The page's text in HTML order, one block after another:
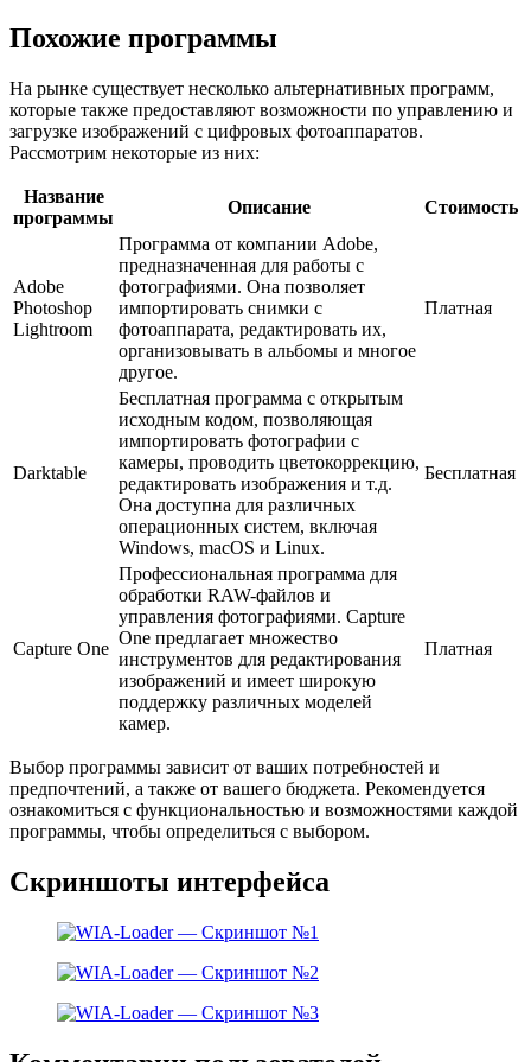
Похожие программы
На рынке существует несколько альтернативных программ,
которые также предоставляют возможности по управлению и
загрузке изображений с цифровых фотоаппаратов.
Рассмотрим некоторые из них:
Название
программы
Описание Стоимость
Adobe
Photoshop
Lightroom
Программа от компании Adobe,
предназначенная для работы с
фотографиями. Она позволяет
импортировать снимки с
фотоаппарата, редактировать их,
организовывать в альбомы и многое
другое.
Платная
Darktable
Бесплатная программа с открытым
исходным кодом, позволяющая
импортировать фотографии с
камеры, проводить цветокоррекцию,
редактировать изображения и т.д.
Она доступна для различных
операционных систем, включая
Windows, macOS и Linux.
Бесплатная
Capture One
Профессиональная программа для
обработки RAW-файлов и
управления фотографиями. Capture
One предлагает множество
инструментов для редактирования
изображений и имеет широкую
поддержку различных моделей
камер.
Платная
Выбор программы зависит от ваших потребностей и
предпочтений, а также от вашего бюджета. Рекомендуется
ознакомиться с функциональностью и возможностями каждой
программы, чтобы определиться с выбором.
Скриншоты интерфейса